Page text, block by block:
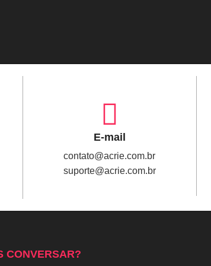
E-mail
contato@acrie.com.br
suporte@acrie.com.br
CONVERSAR?